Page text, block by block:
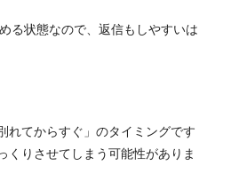
る状態なので、返信もしやすいは
れてからすぐ」のタイミングです
くりさせてしまう可能性がありま